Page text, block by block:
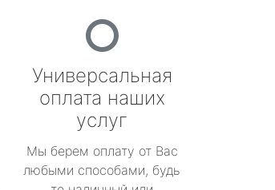
Универсальная
оплата наших
услуг
Мы берем оплату от Вас
любыми способами, будь